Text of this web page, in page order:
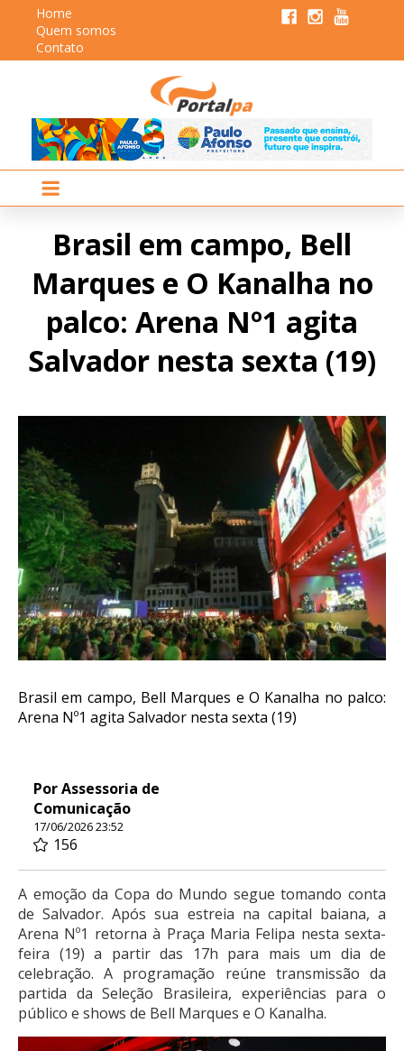
Home
Quem somos
Contato
Brasil em campo, Bell
Marques e O Kanalha no
palco: Arena Nº1 agita
Salvador nesta sexta (19)
Brasil em campo, Bell Marques e O Kanalha no palco:
Arena Nº1 agita Salvador nesta sexta (19)
Por Assessoria de
Comunicação
17/06/2026 23:52
156
A emoção da Copa do Mundo segue tomando conta
de Salvador. Após sua estreia na capital baiana, a
Arena Nº1 retorna à Praça Maria Felipa nesta sexta-
feira (19) a partir das 17h para mais um dia de
celebração. A programação reúne transmissão da
partida da Seleção Brasileira, experiências para o
público e shows de Bell Marques e O Kanalha.